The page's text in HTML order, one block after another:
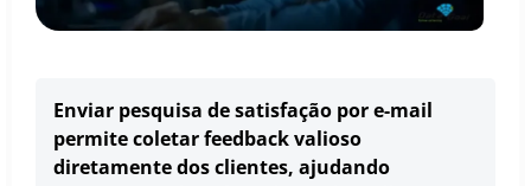
Enviar pesquisa de satisfação por e-mail
permite coletar feedback valioso
diretamente dos clientes, ajudando